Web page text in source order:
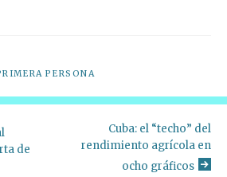
PERSONA
de
Cuba: el “techo” del
rendimiento agrícola en
ocho gráficos